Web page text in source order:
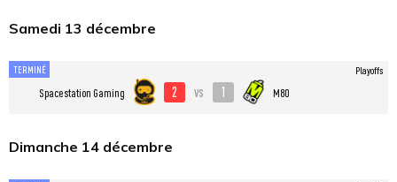
Samedi 13 décembre
TERMINÉ
Spacestation Gaming 2 vs 1 M80
Playoffs
Dimanche 14 décembre